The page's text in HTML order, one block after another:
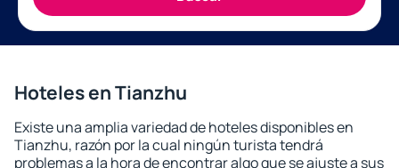
Hoteles en Tianzhu
Existe una amplia variedad de hoteles disponibles en
Tianzhu, razón por la cual ningún turista tendrá
problemas a la hora de encontrar algo que se ajuste a sus